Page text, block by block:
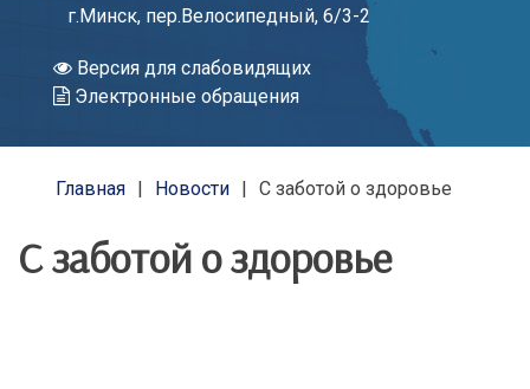
г.Минск, пер.Велосипедный, 6/3-2
Версия для слабовидящих
Электронные обращения
Главная Новости С заботой о здоровье
С заботой о здоровье